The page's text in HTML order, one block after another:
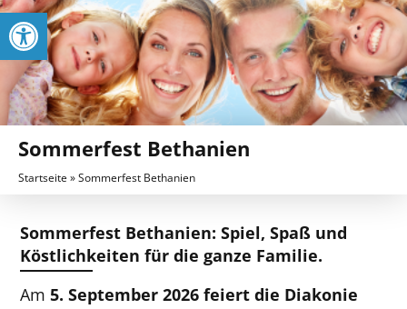
Werkzeugleiste öffnen
Sommerfest Bethanien
Startseite »Sommerfest Bethanien
Sommerfest Bethanien: Spiel, Spaß und
Köstlichkeiten für die ganze Familie.
Am5. September 2026 feiert die Diakonie